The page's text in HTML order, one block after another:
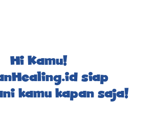
Hi Kamu!
siap
kamu kapan saja!